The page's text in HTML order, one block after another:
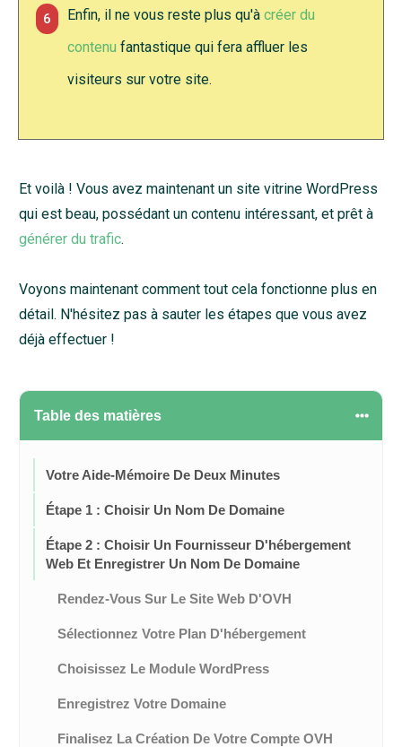
6 Enfin, il ne vous reste plus qu'à créer du
contenu fantastique qui fera affluer les
visiteurs sur votre site.
Et voilà ! Vous avez maintenant un site vitrine WordPress
qui est beau, possédant un contenu intéressant, et prêt à
générer du trafic.
Voyons maintenant comment tout cela fonctionne plus en
détail. N'hésitez pas à sauter les étapes que vous avez
déjà effectuer !
Table des matières
Votre Aide-Mémoire De Deux Minutes
Étape 1 : Choisir Un Nom De Domaine
Étape 2 : Choisir Un Fournisseur D'hébergement
Web Et Enregistrer Un Nom De Domaine
Rendez-Vous Sur Le Site Web D'OVH
Sélectionnez Votre Plan D'hébergement
Choisissez Le Module WordPress
Enregistrez Votre Domaine
Finalisez La Création De Votre Compte OVH